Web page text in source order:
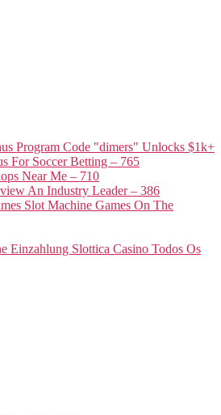
Program Code "dimers" Unlocks $1k+
For Soccer Betting – 765
Near Me – 710
An Industry Leader – 386
Slot Machine Games On The
Einzahlung Slottica Casino Todos Os